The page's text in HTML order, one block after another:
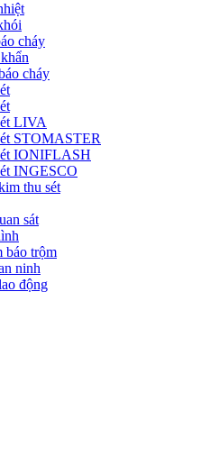
cháy
cháy
LIVA
STOMASTER
IONIFLASH
INGESCO
thu sét
sát
báo trộm
ninh
động